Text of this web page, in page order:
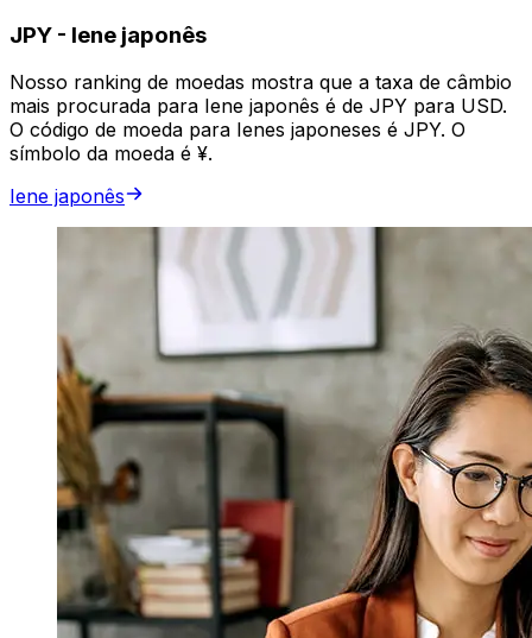
JPY - Iene japonês
Nosso ranking de moedas mostra que a taxa de câmbio
mais procurada para Iene japonês é de JPY para USD.
O código de moeda para Ienes japoneses é JPY. O
símbolo da moeda é ¥.
Iene japonês